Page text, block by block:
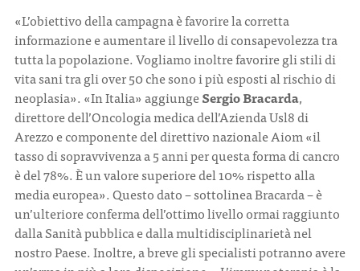
«L’obiettivo della campagna è favorire la corretta
informazione e aumentare il livello di consapevolezza tra
tutta la popolazione. Vogliamo inoltre favorire gli stili di
vita sani tra gli over 50 che sono i più esposti al rischio di
neoplasia». «In Italia» aggiungeSergio Bracarda,
direttore dell’Oncologia medica dell’Azienda Usl8 di
Arezzo e componente del direttivo nazionale Aiom «il
tasso di sopravvivenza a 5 anni per questa forma di cancro
è del 78%. È un valore superiore del 10% rispetto alla
media europea». Questo dato – sottolinea Bracarda – è
un’ulteriore conferma dell’ottimo livello ormai raggiunto
dalla Sanità pubblica e dalla multidisciplinarietà nel
nostro Paese. Inoltre, a breve gli specialisti potranno avere